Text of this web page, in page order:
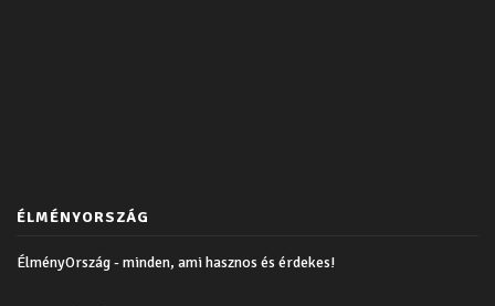
ÉLMÉNYORSZÁG
ÉlményOrszág - minden, ami hasznos és érdekes!